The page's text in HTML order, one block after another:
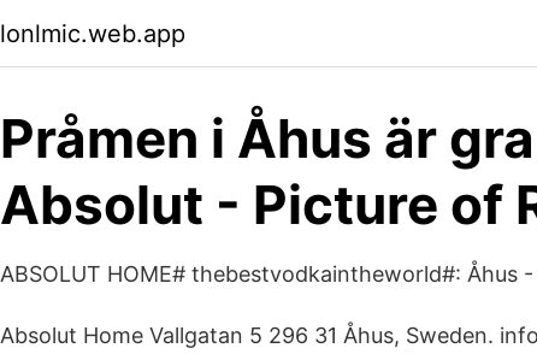
lonlmic.web.app
Pråmen i Åhus är
Absolut - Picture of
ABSOLUT HOME# thebestvodkaintheworld#: Åhus -
Absolut Home Vallgatan 5 296 31 Åhus, Sweden.